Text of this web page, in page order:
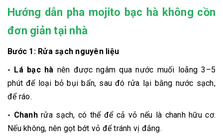
Hướng dẫn pha mojito bạc hà không cồn
đơn giản tại nhà
Bước 1: Rửa sạch nguyên liệu
- Lá bạc hà nên được ngâm qua nước muối loãng 3–5
phút để loại bỏ bụi bẩn, sau đó rửa lại bằng nước sạch,
để ráo.
- Chanhrửa sạch, có thể để cả vỏ nếu là chanh hữu cơ.
Nếu không, nên gọt bớt vỏ để tránh vị đắng.